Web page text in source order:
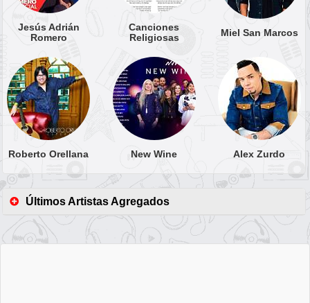
Jesús Adrián
Romero
Canciones
Religiosas
Miel San Marcos
Roberto Orellana New Wine Alex Zurdo
Últimos Artistas Agregados